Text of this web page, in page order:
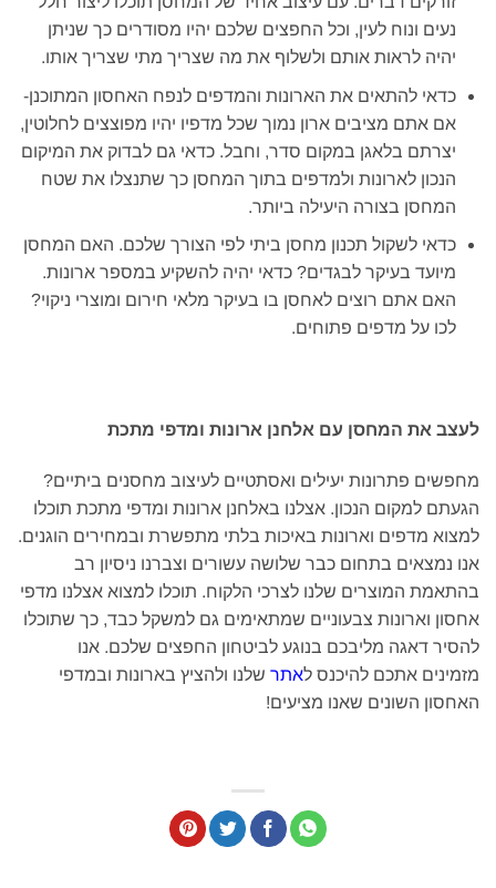
נעים ונוח לעין, וכל החפצים שלכם יהיו מסודרים כך שניתן
יהיה לראות אותם ולשלוף את מה שצריך מתי שצריך אותו.
כדאי להתאים את הארונות והמדפים לנפח האחסון המתוכנן-
אם אתם מציבים ארון נמוך שכל מדפיו יהיו מפוצצים לחלוטין,
יצרתם בלאגן במקום סדר, וחבל. כדאי גם לבדוק את המיקום
הנכון לארונות ולמדפים בתוך המחסן כך שתנצלו את שטח
המחסן בצורה היעילה ביותר.
כדאי לשקול תכנון מחסן ביתי לפי הצורך שלכם. האם המחסן
מיועד בעיקר לבגדים? כדאי יהיה להשקיע במספר ארונות.
האם אתם רוצים לאחסן בו בעיקר מלאי חירום ומוצרי ניקוי?
לכו על מדפים פתוחים.
לעצב את המחסן עם אלחנן ארונות ומדפי מתכת
מחפשים פתרונות יעילים ואסתטיים לעיצוב מחסנים ביתיים?
הגעתם למקום הנכון. אצלנו באלחנן ארונות ומדפי מתכת תוכלו
למצוא מדפים וארונות באיכות בלתי מתפשרת ובמחירים הוגנים.
אנו נמצאים בתחום כבר שלושה עשורים וצברנו ניסיון רב
בהתאמת המוצרים שלנו לצרכי הלקוח. תוכלו למצוא אצלנו מדפי
אחסון וארונות צבעוניים שמתאימים גם למשקל כבד, כך שתוכלו
להסיר דאגה מליבכם בנוגע לביטחון החפצים שלכם. אנו
מזמינים אתכם להיכנס לאתר שלנו ולהציץ בארונות ובמדפי
האחסון השונים שאנו מציעים!